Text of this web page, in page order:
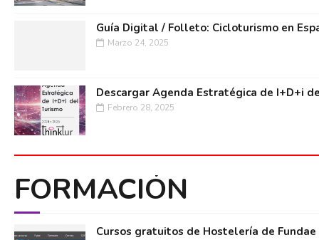
Guía Digital / Folleto: Cicloturismo en
Marzo 24, 2025
Descargar Agenda Estratégica de I+D+i
Febrero 28, 2025
FORMACIÓN
Cursos gratuitos de Hostelería de Fundae